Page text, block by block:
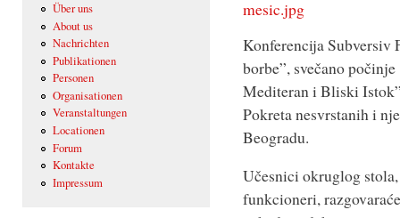
Über uns
About us
Nachrichten
Publikationen
Personen
Organisationen
Veranstaltungen
Locationen
Forum
Kontakte
Impressum
Konferencija Subversiv
borbe”, svečano
Mediteran i Bliski
Pokreta nesvrstanih i
Beogradu.
Učesnici okruglog
funkcioneri,